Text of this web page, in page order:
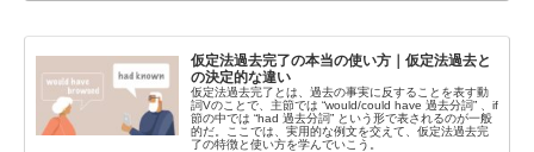
仮定法過去完了の本当の使い方｜仮定法過去と
の決定的な違い
仮定法過去完了とは、過去の事実に反することを表す動
詞Vのことで、主節では “would/could have 過去分詞” 、if
節の中では “had 過去分詞” という形で表されるのが一般
的だ。ここでは、実用的な例文を交えて、仮定法過去完
了の特徴と使い方を学んでいこう。